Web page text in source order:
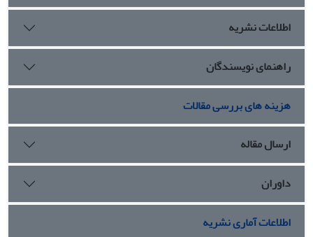
اطلاعات نشریه
راهنمای نویسندگان
هزینه های بررسی مقالات
ارسال مقاله
داوران
اطلاعات آماری نشریه